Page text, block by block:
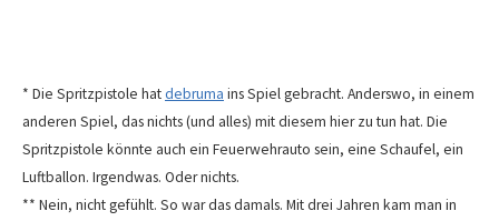
* Die Spritzpistole hatdebruma ins Spiel gebracht. Anderswo, in einem
anderen Spiel, das nichts (und alles) mit diesem hier zu tun hat. Die
Spritzpistole könnte auch ein Feuerwehrauto sein, eine Schaufel, ein
Luftballon. Irgendwas. Oder nichts.
** Nein, nicht gefühlt. So war das damals. Mit drei Jahren kam man in